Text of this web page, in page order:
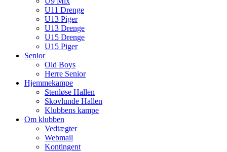
U11 Drenge
U13 Piger
U13 Drenge
U15 Drenge
U15 Piger
Senior
Old Boys
Herre Senior
Hjemmekampe
Stenløse Hallen
Skovlunde Hallen
Klubbens kampe
Om klubben
Vedtægter
Webmail
Kontingent